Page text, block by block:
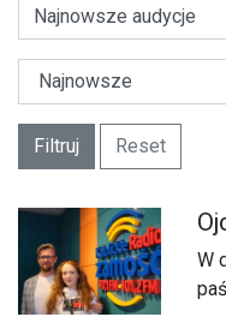
Najnowsze audycje
Filtruj Reset
W